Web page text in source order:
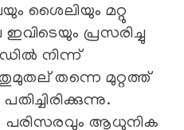
ശൈലിയും മറ്റു
പ്രസരിച്ചു
നിന്ന്
തന്നെ മുറ്റത്ത്
പരിസരവും ആധുനിക